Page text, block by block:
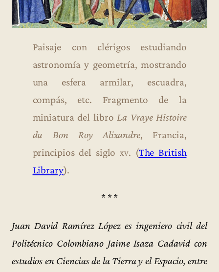
Paisaje con clérigos estudiando
astronomía y geometría, mostrando
una esfera armilar, escuadra,
compás, etc. Fragmento de la
miniatura del libroLa Vraye Histoire
du Bon Roy Alixandre, Francia,
principios del sigloxv. (The British
Library).
* * *
Juan David Ramírez López es ingeniero civil del
Politécnico Colombiano Jaime Isaza Cadavid con
estudios en Ciencias de la Tierra y el Espacio, entre